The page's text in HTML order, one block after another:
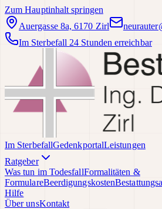
Zum Hauptinhalt springen
Auergasse 8a, 6170 Zirl
Im Sterbefall 24 Stunden erreichbar
Im SterbefallGedenkportalLeistungen
Ratgeber
Was tun im TodesfallFormalitäten &
FormulareBeerdigungskosten
Hilfe
Über unsKontakt